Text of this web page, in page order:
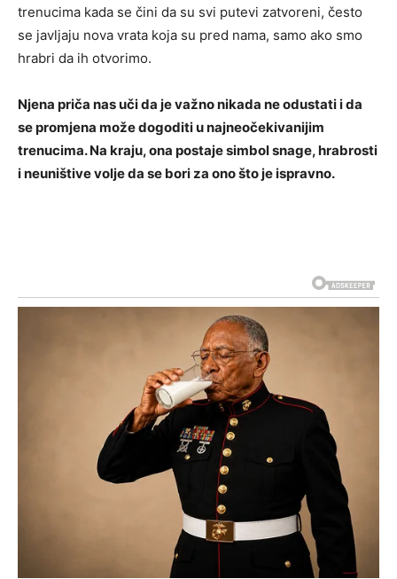
trenucima kada se čini da su svi putevi zatvoreni, često
se javljaju nova vrata koja su pred nama, samo ako smo
hrabri da ih otvorimo.
Njena priča nas uči da je važno nikada ne odustati i da
se promjena može dogoditi u najneočekivanijim
trenucima. Na kraju, ona postaje simbol snage, hrabrosti
i neuništive volje da se bori za ono što je ispravno.